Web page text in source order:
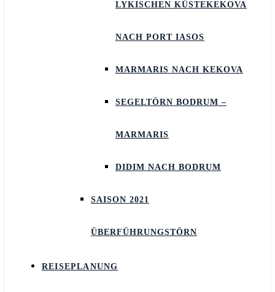
LYKISCHEN KÜSTEKEKOVA
NACH PORT IASOS
MARMARIS NACH KEKOVA
SEGELTÖRN BODRUM –
MARMARIS
DIDIM NACH BODRUM
SAISON 2021
ÜBERFÜHRUNGSTÖRN
REISEPLANUNG